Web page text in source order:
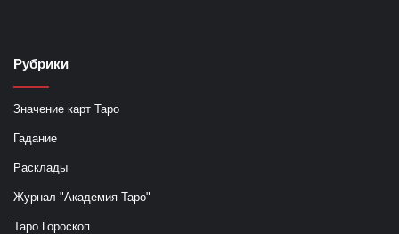
Рубрики
Значение карт Таро
Гадание
Расклады
Журнал "Академия Таро"
Таро Гороскоп